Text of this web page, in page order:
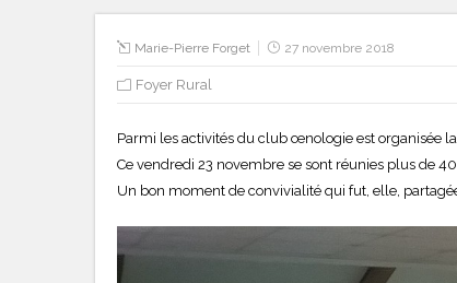
Marie-Pierre Forget 27 novembre 2018
Foyer Rural
Parmi les activités du club œnologie est organisée
Ce vendredi 23 novembre se sont réunies plus de
Un bon moment de convivialité qui fut, elle,